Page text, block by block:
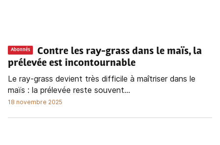
Abonnés
Contre les ray-grass dans le maïs, la
prélevée est incontournable
Le ray-grass devient très difficile à maîtriser dans le
maïs : la prélevée reste souvent...
18 novembre 2025